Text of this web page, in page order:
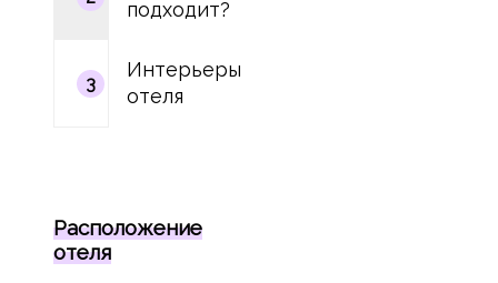
подходит?
3
Интерьеры
отеля
Расположение
отеля